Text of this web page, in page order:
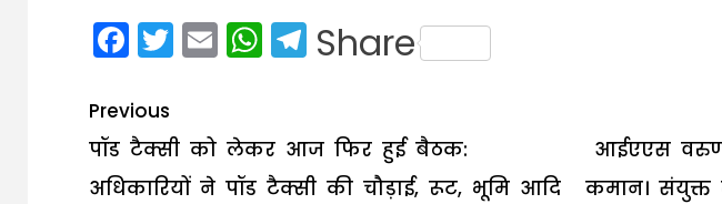
Facebook
Twitter
EmailWhatsApp
Telegram
Share
Post
navigation
Previous
पॉड टैक्सी को लेकर आज फिर हुई बैठक:
अधिकारियों ने पॉड टैक्सी की चौड़ाई, रूट, भूमि आदि
आईएएस
कमान। संयुक्त